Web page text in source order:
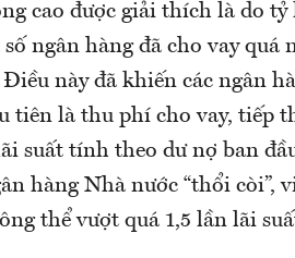
cao được giải thích là do
ngân hàng đã cho vay
này đã khiến các ngân
tiên là thu phí cho vay, tiếp
suất tính theo dư nợ ban
hàng Nhà nước “thổi còi”,
thể vượt quá 1,5 lần lãi